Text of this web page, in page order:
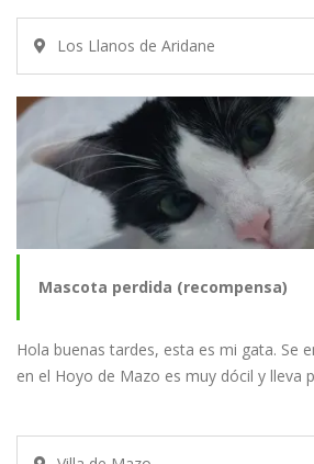
Los Llanos de Aridane
Mascota perdida (recompensa)
Hola buenas tardes, esta es mi gata. Se
en el Hoyo de Mazo es muy dócil y lleva